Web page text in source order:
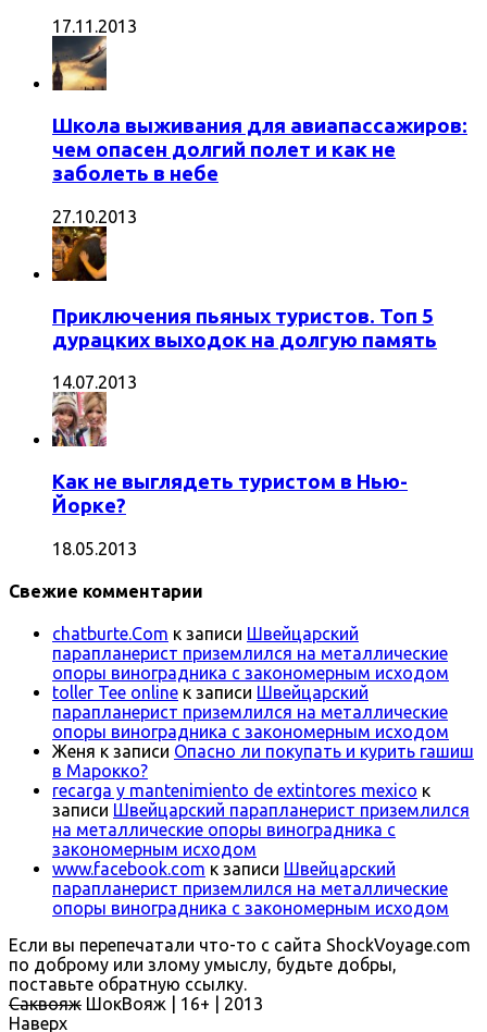
17.11.2013
Школа выживания для авиапассажиров:
чем опасен долгий полет и как не
заболеть в небе
27.10.2013
Приключения пьяных туристов. Топ 5
дурацких выходок на долгую память
14.07.2013
Как не выглядеть туристом в Нью-
Йорке?
18.05.2013
Свежие комментарии
chatburte.Com к записи Швейцарский
парапланерист приземлился на металлические
опоры виноградника с закономерным исходом
toller Tee online к записи Швейцарский
парапланерист приземлился на металлические
опоры виноградника с закономерным исходом
Женя к записи Опасно ли покупать и курить гашиш
в Марокко?
recarga y mantenimiento de extintores mexico к
записи Швейцарский парапланерист приземлился
на металлические опоры виноградника с
закономерным исходом
www.facebook.com к записи Швейцарский
парапланерист приземлился на металлические
опоры виноградника с закономерным исходом
Если вы перепечатали что-то с сайта ShockVoyage.com
по доброму или злому умыслу, будьте добры,
поставьте обратную ссылку.
Саквояж ШокВояж | 16+ | 2013
Наверх